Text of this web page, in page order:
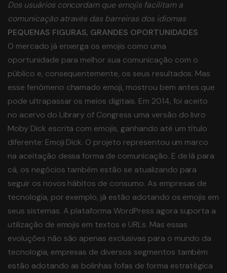
Dos usuários concordam que emojis facilitam a
comunicação através das barreiras dos idiomas
PEQUENAS FIGURAS, GRANDES OPORTUNIDADES
O mercado já enxerga os emojis como uma
oportunidade para melhor sua comunicação com o
público e, consequentemente, os seus resultados. Mas
esse fenômeno chamado emoji, mostrou bem antes que
pode ultrapassar os meios digitais. Em 2014, foi aceito
no acervo do Library of Congress uma versão do livro
Moby Dick escrita com emojis, ganhando até um título
diferente: Emoji Dick. O projeto representou um marco
na aceitação dessa forma de comunicação. E de lá para
cá, os negócios também estão se atualizando para
seguir os novos hábitos de consumo. As empresas de
tecnologia, por exemplo, já estão adotando os emojis em
seus sistemas. A plataforma WordPress agora suporta a
utilização de emojis em textos e URLs. Mas essas
evoluções não são apenas exclusivas para o mundo da
tecnologia, empresas de diversos segmentos também
estão adotando as bolinhas fofas de forma estratégica